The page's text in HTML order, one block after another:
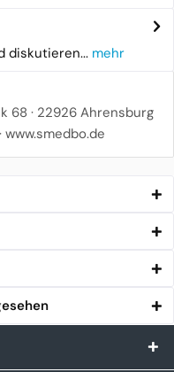
diskutieren... mehr
68 · 22926 Ahrensburg
www.smedbo.de